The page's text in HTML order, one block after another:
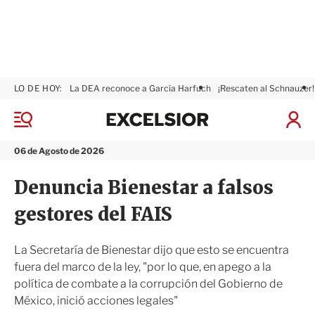
M
n
06 de Agosto de 2026
LO DE HOY: La DEA reconoce a García Harfuch ¡Rescaten al Schnauzer!
I
x
i
Denuncia Bienestar a falsos
gestores del FAIS
La Secretaría de Bienestar dijo que esto se encuentra
fuera del marco de la ley, "por lo que, en apego a la
política de combate a la corrupción del Gobierno de
México, inició acciones legales"